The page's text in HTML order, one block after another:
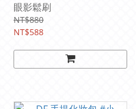
眼影鬆刷
NT$880
NT$588